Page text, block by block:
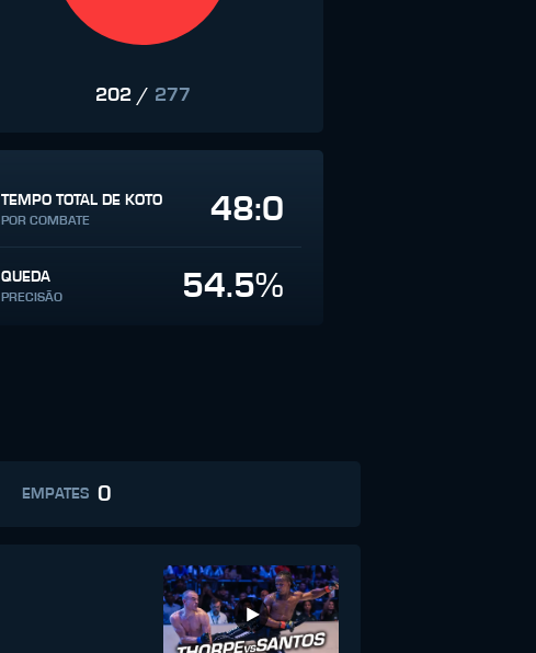
202 / 277
TEMPO TOTAL DE KOTO
POR COMBATE 48:0
QUEDA
PRECISÃO 54.5%
EMPATES 0